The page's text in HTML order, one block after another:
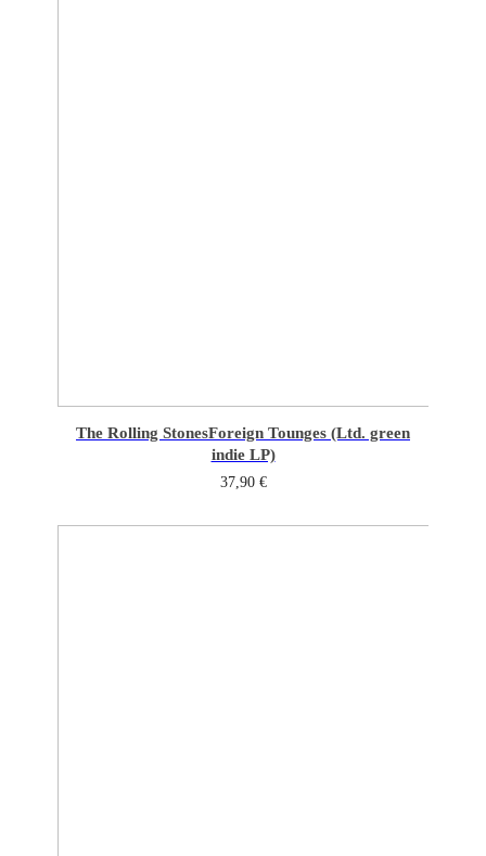
The Rolling StonesForeign Tounges (Ltd. green
indie LP)
37,90 €